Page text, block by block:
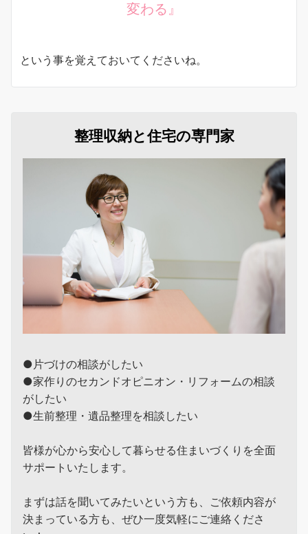
変わる』
という事を覚えておいてくださいね。
整理収納と住宅の専門家
●片づけの相談がしたい
●家作りのセカンドオピニオン・リフォームの相談
がしたい
●生前整理・遺品整理を相談したい
皆様が心から安心して暮らせる住まいづくりを全面
サポートいたします。
まずは話を聞いてみたいという方も、ご依頼内容が
決まっている方も、ぜひ一度気軽にご連絡くださ